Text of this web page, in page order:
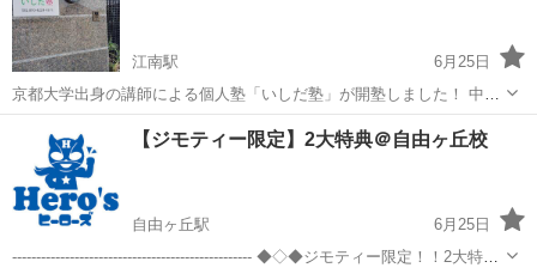
円から三万円(指導学年に...
江南駅
6月25日
京都大学出身の講師による個人塾「いしだ塾」が開塾しました！ 中・
高生を対象に英・数・国の三科目を指導します。 これまでの講師経験
と研鑽をもとに、一人一人の状況、性格に合わせて、柔軟な指導を提
供します。 詳細は、下記ホーム...
塾 インスタグラム
【ジモティー限定】2大特典＠自由ヶ丘校
自由ヶ丘駅
6月25日
-------------------------------------------------- ◆◇◆ジモティー限定！！2大特典